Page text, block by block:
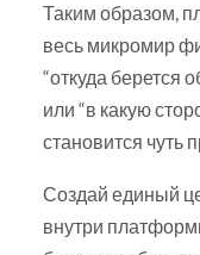
Таким образом,
весь микромир
“откуда берется
или “в какую
становится чуть
Создай единый
внутри